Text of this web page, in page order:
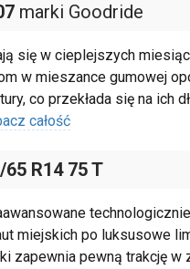
marki Goodride
się w cieplejszych
w mieszance gumowej
co przekłada się na ich
całość
65 R14 75 T
miejskich po luksusowe
zapewnia pewną trakcję w